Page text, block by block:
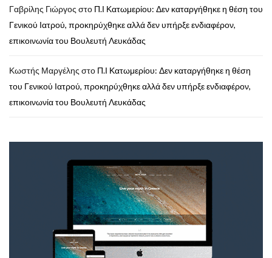
Γαβρίλης Γιώργος στο Π.Ι Κατωμερίου: Δεν καταργήθηκε η θέση του
Γενικού Ιατρού, προκηρύχθηκε αλλά δεν υπήρξε ενδιαφέρον,
επικοινωνία του Βουλευτή Λευκάδας
Κωστής Μαργέλης στο Π.Ι Κατωμερίου: Δεν καταργήθηκε η θέση
του Γενικού Ιατρού, προκηρύχθηκε αλλά δεν υπήρξε ενδιαφέρον,
επικοινωνία του Βουλευτή Λευκάδας